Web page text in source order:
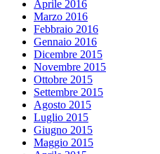
Aprile 2016
Marzo 2016
Febbraio 2016
Gennaio 2016
Dicembre 2015
Novembre 2015
Ottobre 2015
Settembre 2015
Agosto 2015
Luglio 2015
Giugno 2015
Maggio 2015